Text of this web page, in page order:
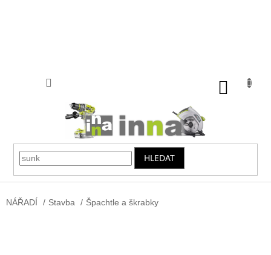
HLEDAT
NÁŘADÍ / Stavba / Špachtle a škrabky